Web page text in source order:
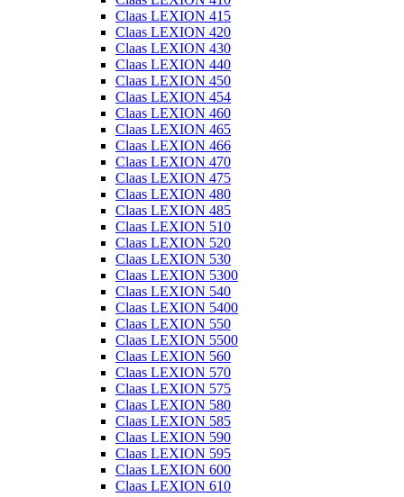
Claas LEXION 415
Claas LEXION 420
Claas LEXION 430
Claas LEXION 440
Claas LEXION 450
Claas LEXION 454
Claas LEXION 460
Claas LEXION 465
Claas LEXION 466
Claas LEXION 470
Claas LEXION 475
Claas LEXION 480
Claas LEXION 485
Claas LEXION 510
Claas LEXION 520
Claas LEXION 530
Claas LEXION 5300
Claas LEXION 540
Claas LEXION 5400
Claas LEXION 550
Claas LEXION 5500
Claas LEXION 560
Claas LEXION 570
Claas LEXION 575
Claas LEXION 580
Claas LEXION 585
Claas LEXION 590
Claas LEXION 595
Claas LEXION 600
Claas LEXION 610